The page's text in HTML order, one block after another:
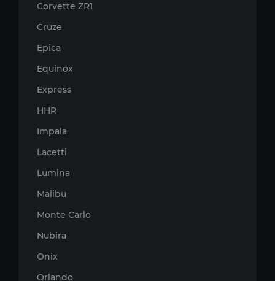
Corvette ZR1
Cruze
Epica
Equinox
Express
HHR
Impala
Lacetti
Lumina
Malibu
Monte Carlo
Nubira
Onix
Orlando